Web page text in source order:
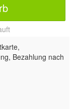
Bezahlung nach